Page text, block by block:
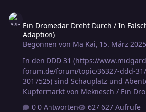
Plant ihr direkt auch ein PDF ein, wo
an Informationen -Glasscherbe,
Verehrer/Jäger, Schmugglerin-
muss man sich so etwas aus…
Ein Dromedar Dreht Durch / In
Adaption)
Begonnen von Ma Kai, 15. März 2025
In den DDD 31 (https://
forum.de/forum/topic/36327-ddd-
3017525) sind Schauplatz und
Kupfermarkt von Meknesch / Ein
0 Antworten
627 Aufrufe